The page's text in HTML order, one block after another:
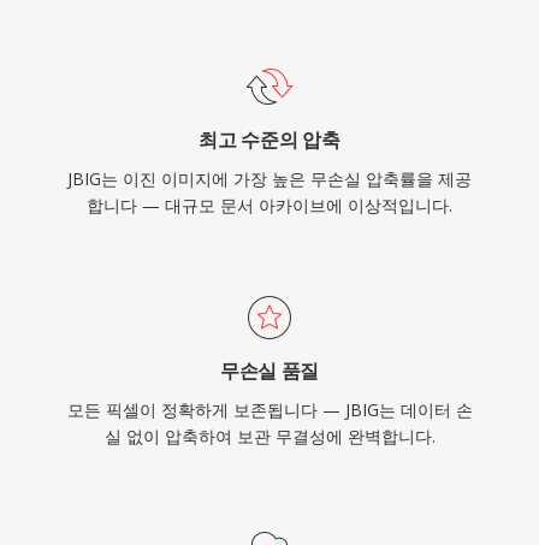
최고 수준의 압축
JBIG는 이진 이미지에 가장 높은 무손실 압축률을 제공
합니다 — 대규모 문서 아카이브에 이상적입니다.
무손실 품질
모든 픽셀이 정확하게 보존됩니다 — JBIG는 데이터 손
실 없이 압축하여 보관 무결성에 완벽합니다.